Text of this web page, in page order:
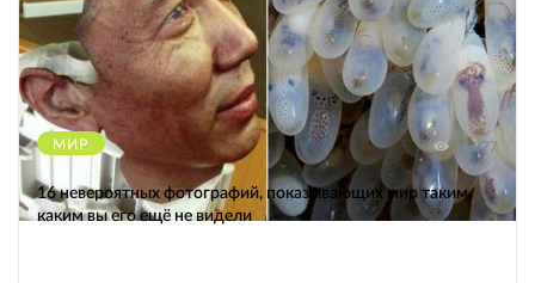
МИР 12377
16 невероятных фотографий, показывающих мир таким,
каким вы его ещё не видели